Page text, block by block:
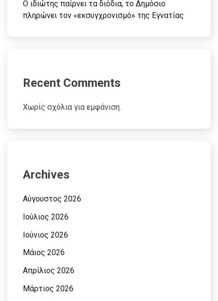
Ο ιδιώτης παίρνει τα διόδια, το Δημόσιο
πληρώνει τον «εκσυγχρονισμό» της Εγνατίας
Recent Comments
Χωρίς σχόλια για εμφάνιση.
Archives
Αύγουστος 2026
Ιούλιος 2026
Ιούνιος 2026
Μάιος 2026
Απρίλιος 2026
Μάρτιος 2026